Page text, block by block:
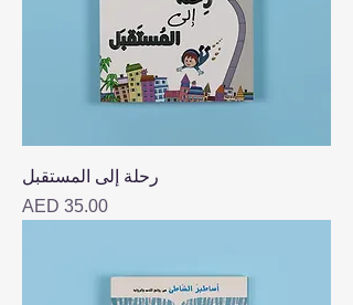
رحلة إلى المستقبل
Price
AED 35.00